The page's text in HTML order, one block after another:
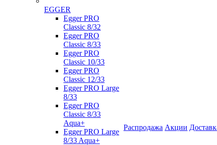
EGGER
Egger PRO
Classic 8/32
Egger PRO
Classic 8/33
Egger PRO
Classic 10/33
Egger PRO
Classic 12/33
Egger PRO Large
8/33
Egger PRO
Classic 8/33
Aqua+
Egger PRO Large
8/33 Aqua+
Распродажа Акции